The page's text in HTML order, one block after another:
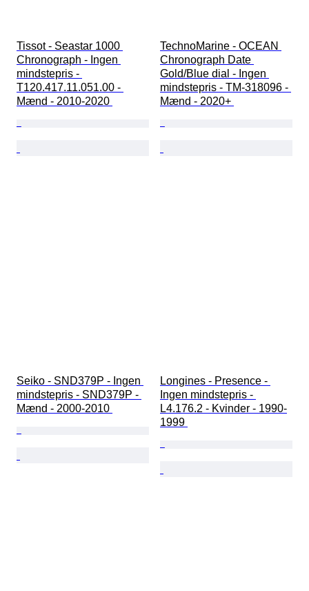
Tissot - Seastar 1000
Chronograph - Ingen
mindstepris -
T120.417.11.051.00 -
Mænd - 2010-2020
TechnoMarine - OCEAN
Chronograph Date
Gold/Blue dial - Ingen
mindstepris - TM-318096 -
Mænd - 2020+
Seiko - SND379P - Ingen
mindstepris - SND379P -
Mænd - 2000-2010
Longines - Presence -
Ingen mindstepris -
L4.176.2 - Kvinder - 1990-
1999